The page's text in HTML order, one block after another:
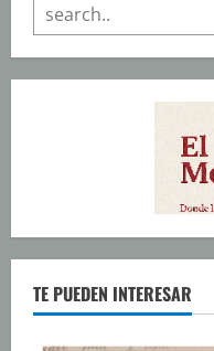
TE PUEDEN INTERESAR